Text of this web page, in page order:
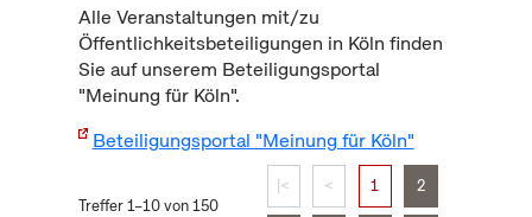
Alle Veranstaltungen mit/zu
Öffentlichkeitsbeteiligungen in Köln finden
Sie auf unserem Beteiligungsportal
"Meinung für Köln".
Beteiligungsportal "Meinung für Köln"
Treffer 1–10 von 150
|< < 1 2